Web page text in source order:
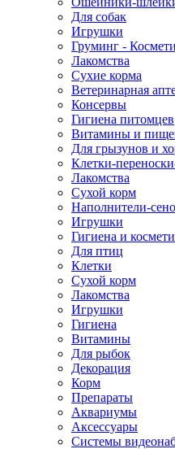
Для собак
Игрушки
Груминг -
Лакомства
Сухие корма
Ветеринарная
Консервы
Гигиена питомцев
Витамины и
Для грызунов и
Клетки-
Лакомства
Сухой корм
Наполнители-
Игрушки
Гигиена и
Для птиц
Клетки
Сухой корм
Лакомства
Игрушки
Гигиена
Витамины
Для рыбок
Декорация
Корм
Препараты
Аквариумы
Аксессуары
Cистемы